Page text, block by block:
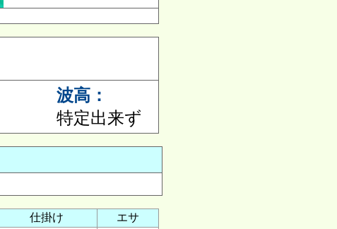
波高：
特定出来ず
仕掛け
エサ